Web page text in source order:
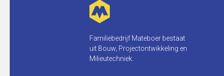
Familiebedrijf Mateboer bestaat
uit Bouw, Projectontwikkeling en
Milieutechniek.